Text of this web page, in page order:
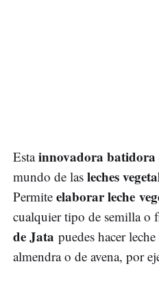
Estainnovadora batidora
mundo de las leches
Permite elaborar leche
cualquier tipo de semilla o
de Jata puedes hacer
almendra o de avena, por